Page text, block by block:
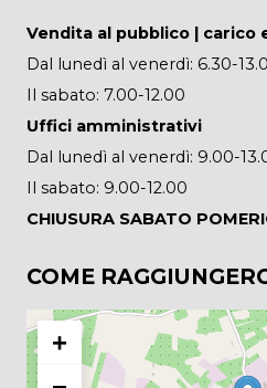
Vendita al pubblico | carico
Dal lunedì al venerdì: 6.30-
Il sabato: 7.00-12.00
Uffici amministrativi
Dal lunedì al venerdì: 9.00-
Il sabato: 9.00-12.00
CHIUSURA SABATO
COME
+